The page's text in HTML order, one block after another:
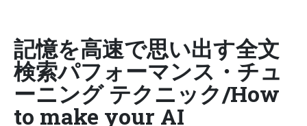
記憶を高速で思い出す全文
検索パフォーマンス・チュ
ーニング テクニック/How
to make your AI